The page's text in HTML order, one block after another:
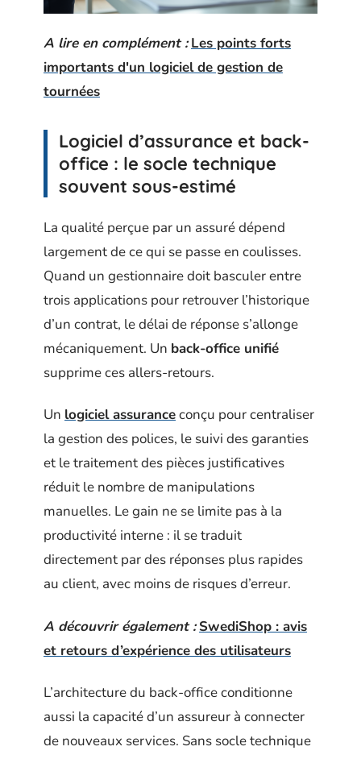
A lire en complément : Les points forts
importants d'un logiciel de gestion de
tournées
Logiciel d’assurance et back-
office : le socle technique
souvent sous-estimé
La qualité perçue par un assuré dépend
largement de ce qui se passe en coulisses.
Quand un gestionnaire doit basculer entre
trois applications pour retrouver l’historique
d’un contrat, le délai de réponse s’allonge
mécaniquement. Un back-office unifié
supprime ces allers-retours.
Un logiciel assuranceconçu pour centraliser
la gestion des polices, le suivi des garanties
et le traitement des pièces justificatives
réduit le nombre de manipulations
manuelles. Le gain ne se limite pas à la
productivité interne : il se traduit
directement par des réponses plus rapides
au client, avec moins de risques d’erreur.
A découvrir également : SwediShop : avis
et retours d’expérience des utilisateurs
L’architecture du back-office conditionne
aussi la capacité d’un assureur à connecter
de nouveaux services. Sans socle technique